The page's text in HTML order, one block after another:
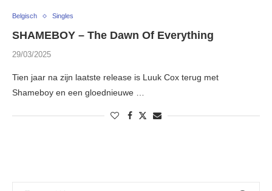
Belgisch Singles
SHAMEBOY – The Dawn Of Everything
29/03/2025
Tien jaar na zijn laatste release is Luuk Cox terug met
Shameboy en een gloednieuwe …